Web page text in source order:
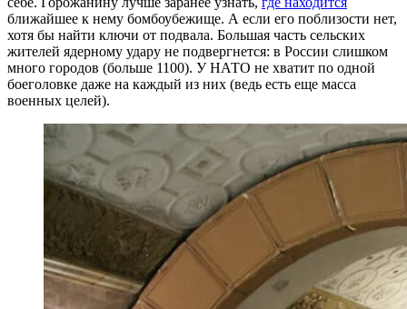
ближайшее к нему бомбоубежище. А если его поблизости нет,
хотя бы найти ключи от подвала. Большая часть сельских
жителей ядерному удару не подвергнется: в России слишком
много городов (больше 1100). У НАТО не хватит по одной
боеголовке даже на каждый из них (ведь есть еще масса
военных целей).